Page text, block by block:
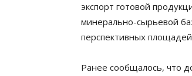
экспорт готовой
минерально-сырьевой
перспективных
Ранее сообщалось, что